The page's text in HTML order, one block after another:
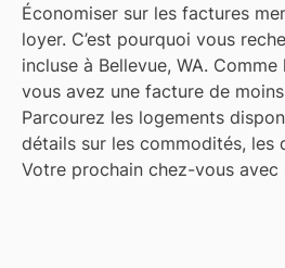
Économiser sur les factures
loyer. C’est pourquoi vous
incluse à Bellevue, WA.
vous avez une facture de
Parcourez les logements
détails sur les commodités,
Votre prochain chez-vous avec